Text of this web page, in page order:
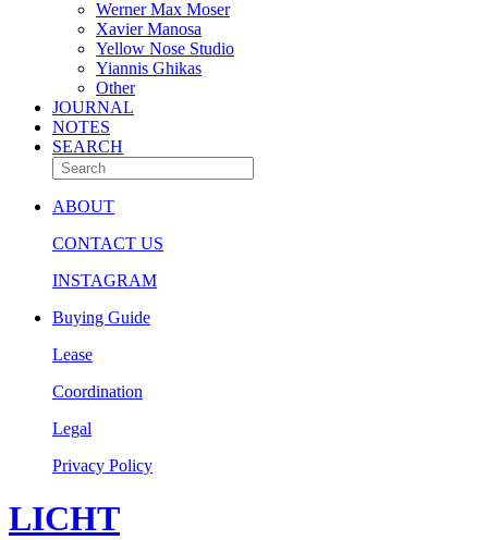
Werner Max Moser
Xavier Manosa
Yellow Nose Studio
Yiannis Ghikas
Other
JOURNAL
NOTES
SEARCH
ABOUT
CONTACT US
INSTAGRAM
Buying Guide
Lease
Coordination
Legal
Privacy Policy
LICHT